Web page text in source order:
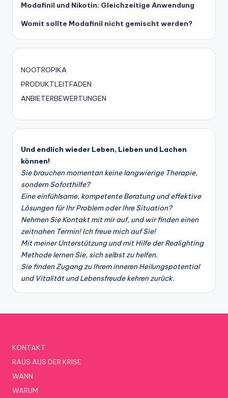
Modafinil und Nikotin: Gleichzeitige Anwendung
Womit sollte Modafinil nicht gemischt werden?
NOOTROPIKA
PRODUKTLEITFADEN
ANBIETERBEWERTUNGEN
Und endlich wieder Leben, Lieben und Lachen
können!
Sie brauchen momentan keine langwierige Therapie,
sondern Soforthilfe?
Eine einfühlsame, kompetente Beratung und effektive
Lösungen für Ihr Problem oder Ihre Situation?
Nehmen Sie Kontakt mit mir auf, und wir finden einen
zeitnahen Termin! Ich freue mich auf Sie!
Mit meiner Unterstützung und mit Hilfe der Realighting
Methode lernen Sie, sich selbst zu helfen.
Sie finden Zugang zu Ihrem inneren Heilungspotential
und Vitalität und Lebensfreude kehren zurück.
KONTAKT
RAUS AUS DER KRISE
WANN
WARUM